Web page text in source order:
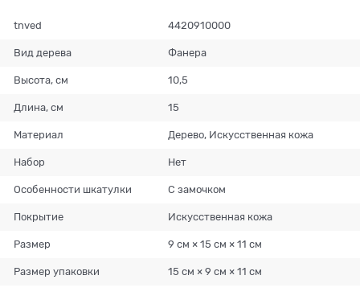
tnved 4420910000
Вид дерева Фанера
Высота, см 10,5
Длина, см 15
Материал Дерево, Искусственная кожа
Набор Нет
Особенности шкатулки С замочком
Покрытие Искусственная кожа
Размер 9 см × 15 см × 11 см
Размер упаковки 15 см × 9 см × 11 см